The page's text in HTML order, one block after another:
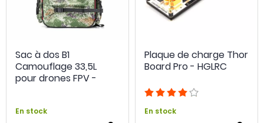
Sac à dos B1
Camouflage 33,5L
pour drones FPV -
En stock
Plaque de charge Thor
Board Pro - HGLRC
En stock